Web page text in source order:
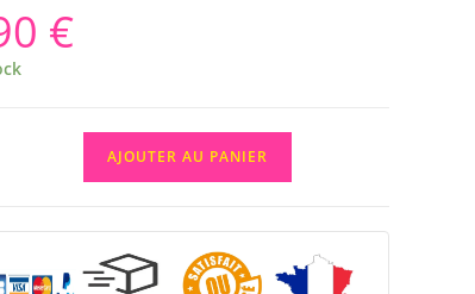
€
AJOUTER AU PANIER